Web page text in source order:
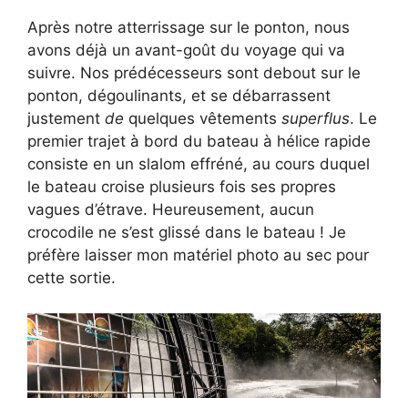
Après notre atterrissage sur le ponton, nous
avons déjà un avant-goût du voyage qui va
suivre. Nos prédécesseurs sont debout sur le
ponton, dégoulinants, et se débarrassent
justement de quelques vêtements superflus. Le
premier trajet à bord du bateau à hélice rapide
consiste en un slalom effréné, au cours duquel
le bateau croise plusieurs fois ses propres
vagues d’étrave. Heureusement, aucun
crocodile ne s’est glissé dans le bateau ! Je
préfère laisser mon matériel photo au sec pour
cette sortie.